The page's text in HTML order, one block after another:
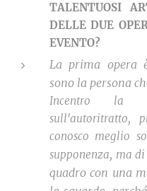
TALENTUOSI
DELLE DUE
EVENTO?
La prima opera
sono la persona
Incentro la
sull'autoritratto,
conosco meglio
supponenza, ma
quadro con una